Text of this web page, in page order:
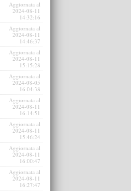
Aggiornata al
2024-08-11
14:32:16
Aggiornata al
2024-08-11
14:46:37
Aggiornata al
2024-08-11
15:15:28
Aggiornata al
2024-08-05
16:04:38
Aggiornata al
2024-08-11
16:14:51
Aggiornata al
2024-08-11
15:46:24
Aggiornata al
2024-08-11
16:00:47
Aggiornata al
2024-08-11
16:27:47